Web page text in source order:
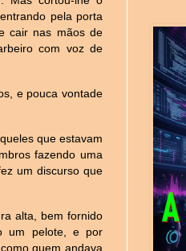
pela porta
cair nas mãos de
com voz de
e pouca vontade
que estavam
fazendo uma
um discurso que
alta, bem fornido
um pelote, e por
quem andava